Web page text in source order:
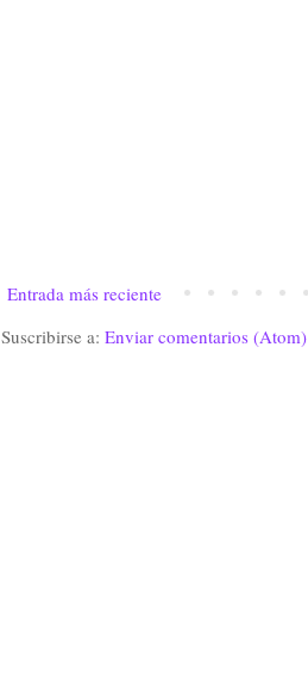
Entrada más reciente
Suscribirse a: Enviar comentarios (Atom)